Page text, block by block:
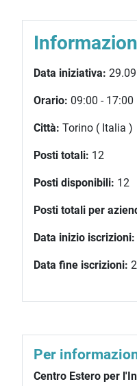
Data iniziativa:
Orario: 09:00 - 17:00
Città: Torino ( Italia )
Posti totali: 12
Posti disponibili: 12
Posti totali per
Data inizio iscrizioni:
Data fine iscrizioni:
Per
Centro Estero per